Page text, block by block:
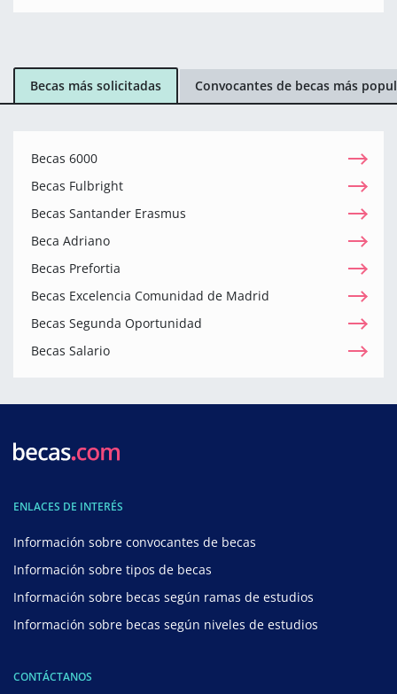
Becas más solicitadas Convocantes de becas más
Becas 6000
Becas Fulbright
Becas Santander Erasmus
Beca Adriano
Becas Prefortia
Becas Excelencia Comunidad de Madrid
Becas Segunda Oportunidad
Becas Salario
ENLACES DE INTERÉS
Información sobre convocantes de becas
Información sobre tipos de becas
Información sobre becas según ramas de estudios
Información sobre becas según niveles de estudios
CONTÁCTANOS